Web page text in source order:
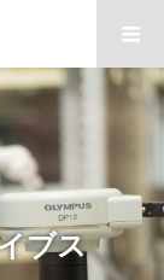
ブス